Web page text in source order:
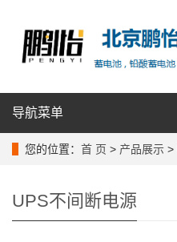
导航菜单
您的位置： 首 页 > 产品展示 >
UPS不间断电源